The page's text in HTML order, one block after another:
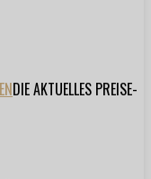
DIE AKTUELLES PREISE-